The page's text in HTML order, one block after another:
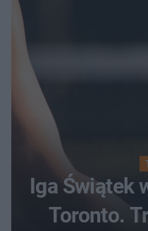
Iga Świątek
Toronto.